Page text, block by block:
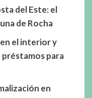
del Este: el
de Rocha
el interior y
préstamos para
en